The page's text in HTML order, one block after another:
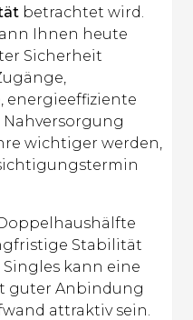
betrachtet wird.
Ihnen heute
Sicherheit
energieeffiziente
wichtiger werden,
Stabilität
Singles kann eine
guter Anbindung
attraktiv sein.